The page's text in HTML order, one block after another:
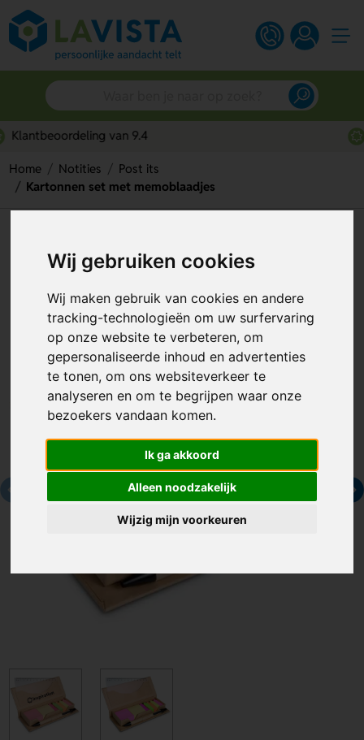
Wij gebruiken cookies
Wij maken gebruik van cookies en andere
tracking-technologieën om uw surfervaring
op onze website te verbeteren, om
gepersonaliseerde inhoud en advertenties
te tonen, om ons websiteverkeer te
analyseren en om te begrijpen waar onze
bezoekers vandaan komen.
Ik ga akkoord
Alleen noodzakelijk
Wijzig mijn voorkeuren
Snelle persoonlijke service
Home Notities
Post its
Kartonnen set met memoblaadjes
memoblaadjes
Artikelnummer: 49075